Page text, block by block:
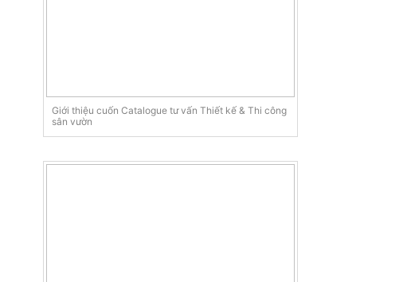
Giới thiệu cuốn Catalogue tư vấn Thiết kế & Thi công
sân vườn